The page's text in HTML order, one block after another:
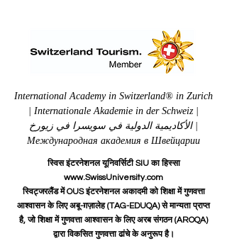
International Academy in Switzerland® in Zurich
| Internationale Akademie in der Schweiz |
الأكاديمية الدولية في سويسرا في زيورخ |
Международная академия в Швейцарии
स्विस इंटरनेशनल यूनिवर्सिटी SIU का हिस्सा
www.SwissUniversity.com
स्विट्जरलैंड में OUS इंटरनेशनल अकादमी को शिक्षा में गुणवत्ता
आश्वासन के लिए अबू-ग़ज़ालेह (TAG-EDUQA) से मान्यता प्राप्त
है, जो शिक्षा में गुणवत्ता आश्वासन के लिए अरब संगठन (AROQA)
द्वारा विकसित गुणवत्ता ढांचे के अनुरूप है।